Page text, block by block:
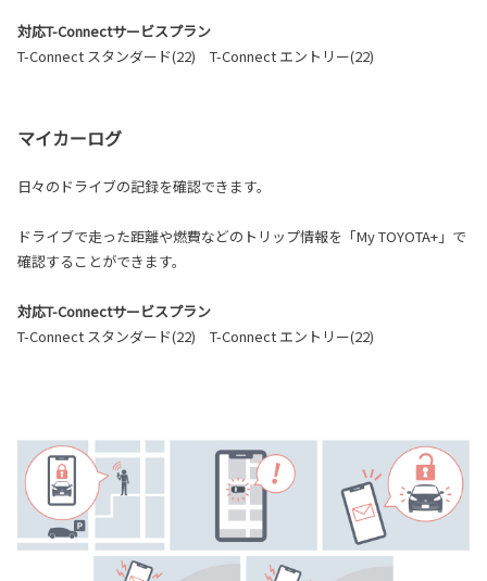
対応T-Connectサービスプラン
T-Connect スタンダード(22) T-Connect エントリー(22)
マイカーログ
日々のドライブの記録を確認できます。
ドライブで走った距離や燃費などのトリップ情報を「My TOYOTA+」で
確認することができます。
対応T-Connectサービスプラン
T-Connect スタンダード(22) T-Connect エントリー(22)